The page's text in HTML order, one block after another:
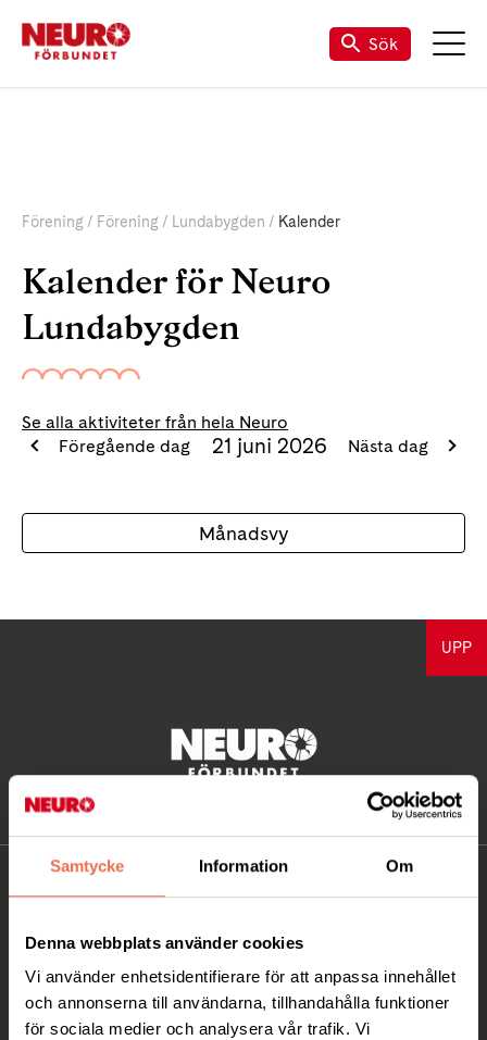
Samtycke Information Om
Denna webbplats använder cookies
Vi använder enhetsidentifierare för att anpassa innehållet
och annonserna till användarna, tillhandahålla funktioner
för sociala medier och analysera vår trafik. Vi
Sök
Förening Förening Lundabygden Kalender
Kalender för Neuro
Lundabygden
Se alla aktiviteter från hela Neuro
Föregående dag
21 juni 2026 Nästa dag
Månadsvy
UPP
Besöksadress:
Ågatan 12 C, 172 62 Sundbyberg
Telefon: 08-677 70 10